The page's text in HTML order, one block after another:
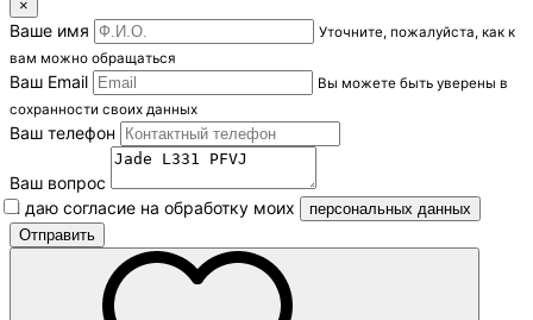
×
Ваше имя
Уточните, пожалуйста, как к
вам можно обращаться
Ваш Email
Вы можете быть уверены в
сохранности своих данных
Ваш телефон
Ваш вопрос
Я даю согласие на обработку моих
персональных данных